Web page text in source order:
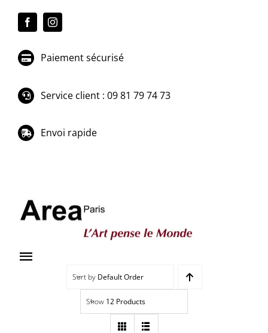
Paiement sécurisé
Service client : 09 81 79 74 73
Envoi rapide
Toggle
Navigation
Sort by Default Order
Show 12 Products